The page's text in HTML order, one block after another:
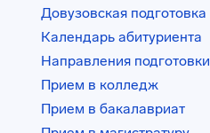
Довузовская подготовка
Календарь абитуриента
Направления подготовки
Прием в колледж
Прием в бакалавриат